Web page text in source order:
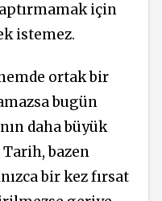
için
istemez.
ortak bir
bugün
daha büyük
bazen
bir kez fırsat